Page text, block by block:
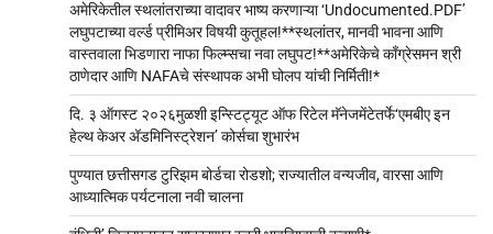
अमेरिकेतील स्थलांतराच्या वादावर भाष्य करणाऱ्या ‘Undocumented.PDF’
लघुपटाच्या वर्ल्ड प्रीमिअर विषयी कुतूहल!**स्थलांतर, मानवी भावना आणि
वास्तवाला भिडणारा नाफा फिल्म्सचा नवा लघुपट!**अमेरिकेचे काँग्रेसमन श्री
ठाणेदार आणि NAFAचे संस्थापक अभी घोलप यांची निर्मिती!*
दि. ३ ऑगस्ट २०२६मुळशी इन्स्टिट्यूट ऑफ रिटेल मॅनेजमेंटेतर्फे‘एमबीए इन
हेल्थ केअर अ‍ॅडमिनिस्ट्रेशन’ कोर्सचा शुभारंभ
पुण्यात छत्तीसगड टुरिझम बोर्डचा रोडशो; राज्यातील वन्यजीव, वारसा आणि
आध्यात्मिक पर्यटनाला नवी चालना